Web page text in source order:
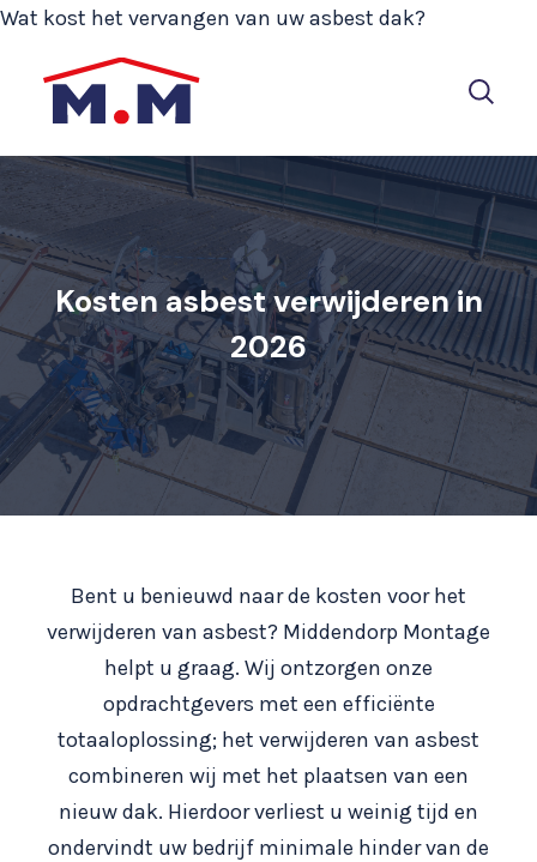
Wat kost het vervangen van uw asbest dak?
Kosten asbest verwijderen in
2026
Bent u benieuwd naar de kosten voor het
verwijderen van asbest? Middendorp Montage
helpt u graag. Wij ontzorgen onze
opdrachtgevers met een efficiënte
totaaloplossing; het verwijderen van asbest
combineren wij met het plaatsen van een
nieuw dak. Hierdoor verliest u weinig tijd en
ondervindt uw bedrijf minimale hinder van de